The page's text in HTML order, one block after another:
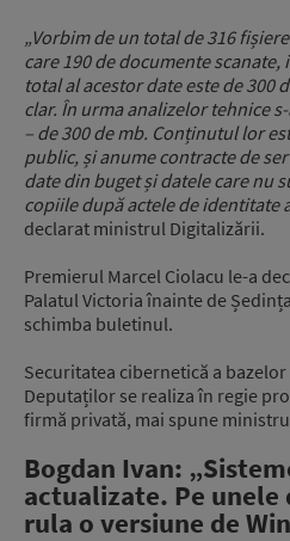
„Vorbim de un total de 316
care 190 de documente
total al acestor date este de 300
clar. În urma analizelor tehnice
– de 300 de mb. Conținutul lor
public, și anume contracte de
date din buget și datele care nu
copiile după actele de identitate
declarat ministrul Digitalizării.
Premierul Marcel Ciolacu le-a
Palatul Victoria înainte de
schimba buletinul.
Securitatea cibernetică a bazelor
Deputaților se realiza în regie
firmă privată, mai spune
Bogdan Ivan:
actualizate. Pe unele
rula o versiune de